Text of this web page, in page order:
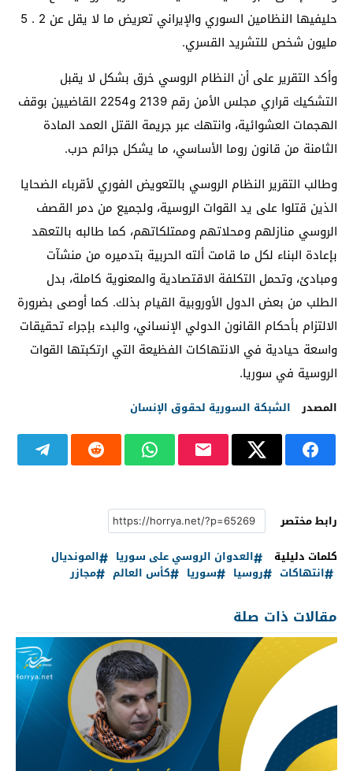
حليفيها النظامين السوري والإيراني تعريض ما لا يقل عن 2 . 5
مليون شخص للتشريد القسري.
وأكد التقرير على أن النظام الروسي خرق بشكل لا يقبل
التشكيك قراري مجلس الأمن رقم 2139 و2254 القاضيين بوقف
الهجمات العشوائية، وانتهك عبر جريمة القتل العمد المادة
الثامنة من قانون روما الأساسي، ما يشكل جرائم حرب.
وطالب التقرير النظام الروسي بالتعويض الفوري لأقرباء الضحايا
الذين قتلوا على يد القوات الروسية، ولجميع من دمر القصف
الروسي منازلهم ومحلاتهم وممتلكاتهم، كما طالبه بالتعهد
بإعادة البناء لكل ما قامت ألته الحربية بتدميره من منشآت
ومبادئ، وتحمل التكلفة الاقتصادية والمعنوية كاملة، بدل
الطلب من بعض الدول الأوروبية القيام بذلك. كما أوصى بضرورة
الالتزام بأحكام القانون الدولي الإنساني، والبدء بإجراء تحقيقات
واسعة حيادية في الانتهاكات الفظيعة التي ارتكبتها القوات
الروسية في سوريا.
المصدر الشبكة السورية لحقوق الإنسان
رابط مختصر
كلمات دليلية
العدوان الروسي على سوريا
المونديال
انتهاكات
روسيا سوريا كأس العالم مجازر
مقالات ذات صلة